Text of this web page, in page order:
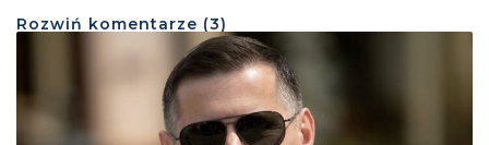
Rozwiń komentarze (3)